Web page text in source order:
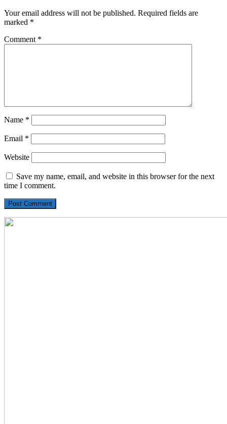
Your email address will not be published. Required fields are
marked *
Comment *
Name *
Email *
Website
Save my name, email, and website in this browser for the next
time I comment.